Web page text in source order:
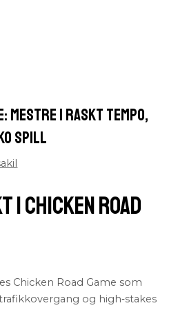
Mestre i Raskt Tempo,
Spill
i Chicken Road
Chicken Road Game som
og high‑stakes